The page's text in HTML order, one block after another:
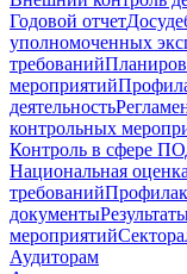
Годовой отчет
уполномоченных
требований
мероприятий
деятельность
контрольных
Контроль в сфере
Национальная
требований
документы
мероприятий
Аудиторам